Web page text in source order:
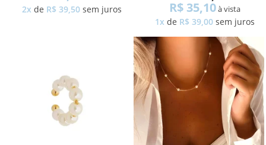
2x de R$ 39,50sem juros R$ 35,10à vista
1x de R$ 39,00 sem juros